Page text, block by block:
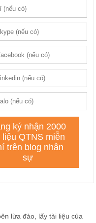
lừa đảo, lấy tài liệu của